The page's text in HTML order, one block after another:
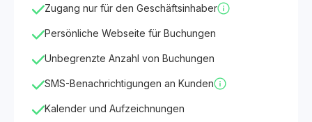
Zugang nur für den Geschäftsinhaber
Persönliche Webseite für Buchungen
Unbegrenzte Anzahl von Buchungen
SMS-Benachrichtigungen an Kunden
Kalender und Aufzeichnungen